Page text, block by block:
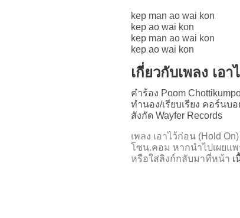
kep man ao wai kon
kep ao wai kon
kep man ao wai kon
kep ao wai kon
เกี่ยวกับเพลง เอ
คำร้อง Poom
ทำนอง/เรียบเรียง คอร์นบอ
สังกัด Wayfer Records
เพลง เอาไว้ก่อน (Hold
โซน.คอม หากนำไปเผยแ
หรือใส่ลิงก์กลับมาที่หน้า เ